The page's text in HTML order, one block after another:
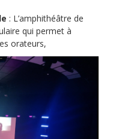
: L’amphithéâtre de
qui permet à
orateurs,